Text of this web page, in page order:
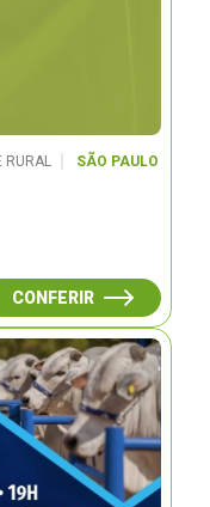
RURAL
SÃO PAULO
CONFERIR